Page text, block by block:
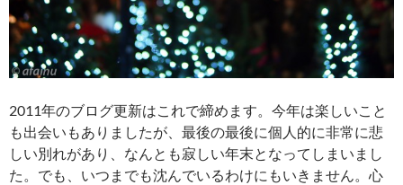
2011年のブログ更新はこれで締めます。今年は楽しいこと
も出会いもありましたが、最後の最後に個人的に非常に悲
しい別れがあり、なんとも寂しい年末となってしまいまし
た。でも、いつまでも沈んでいるわけにもいきません。心